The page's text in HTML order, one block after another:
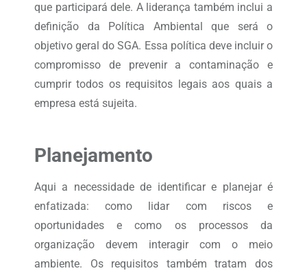
que participará dele. A liderança também inclui a
definição da Política Ambiental que será o
objetivo geral do SGA. Essa política deve incluir o
compromisso de prevenir a contaminação e
cumprir todos os requisitos legais aos quais a
empresa está sujeita.
Planejamento
Aqui a necessidade de identificar e planejar é
enfatizada: como lidar com riscos e
oportunidades e como os processos da
organização devem interagir com o meio
ambiente. Os requisitos também tratam dos